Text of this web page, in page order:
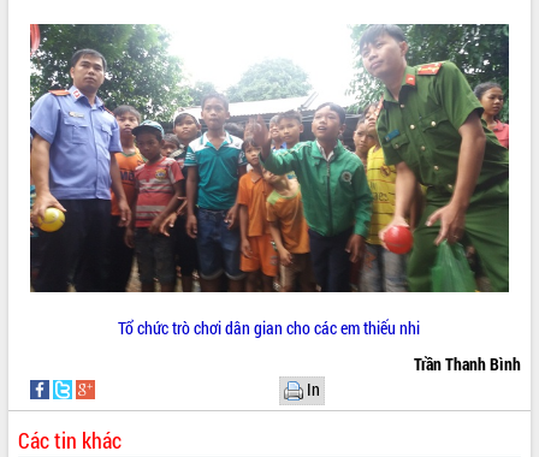
THỐNG KÊ TRUY CẬP
Hôm nay:
1647
Tất cả: 66046970
Tổ chức trò chơi dân gian cho các em thiếu nhi
Trần Thanh Bình
In
Các tin khác